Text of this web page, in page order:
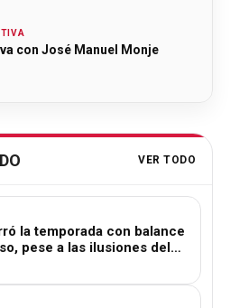
con José Manuel Monje
VER TODO
la temporada con balance
pese a las ilusiones del…